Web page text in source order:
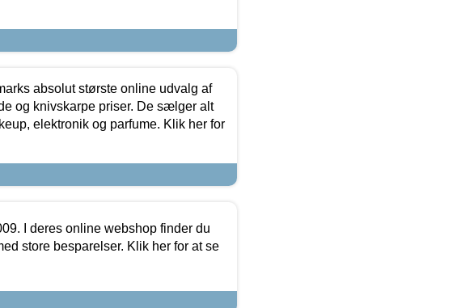
absolut største online udvalg af
og knivskarpe priser. De sælger alt
elektronik og parfume. Klik her for
I deres online webshop finder du
store besparelser. Klik her for at se